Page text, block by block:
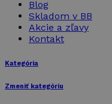
Blog
Skladom v BB
Akcie a zľavy
Kontakt
Kategória
Zmeniť kategóriu